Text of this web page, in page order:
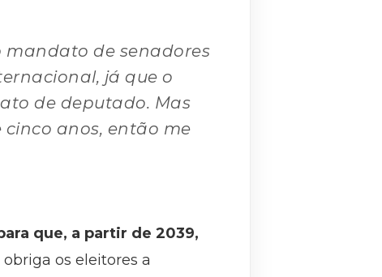
mandato de senadores
já que o
de deputado. Mas
anos, então me
que, a partir de 2039,
os eleitores a